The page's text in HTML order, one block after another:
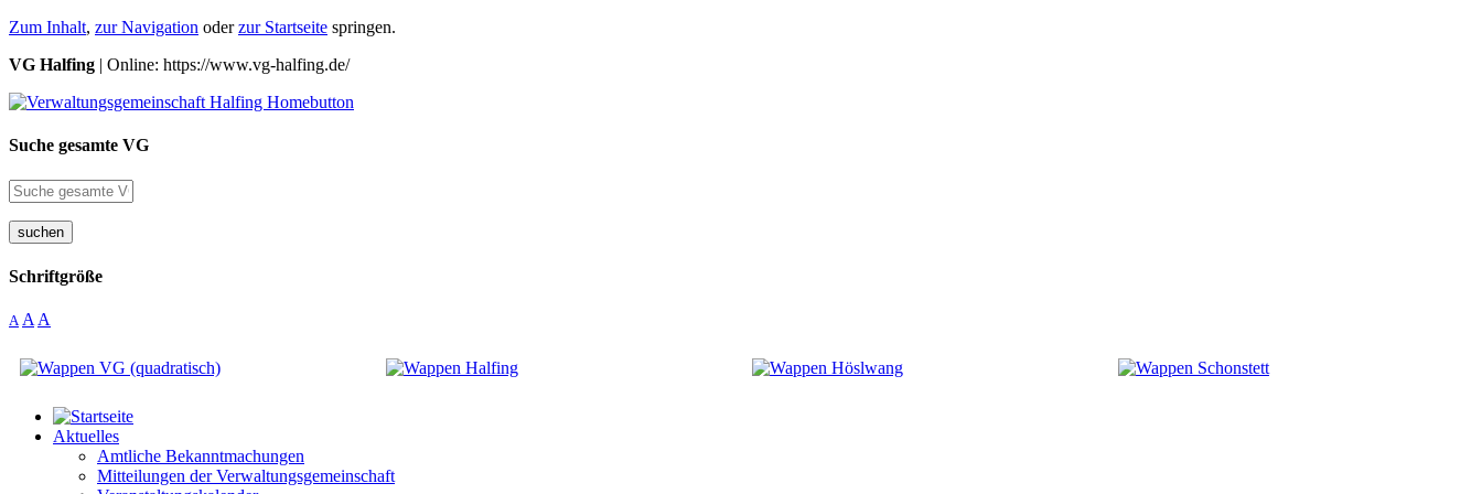
Zum Inhalt, zur Navigation oderzur Startseite springen.
VG Halfing | Online: https://www.vg-halfing.de/
Suche gesamte VG
suchen
Schriftgröße
A A A
Aktuelles
Amtliche Bekanntmachungen
Mitteilungen der Verwaltungsgemeinschaft